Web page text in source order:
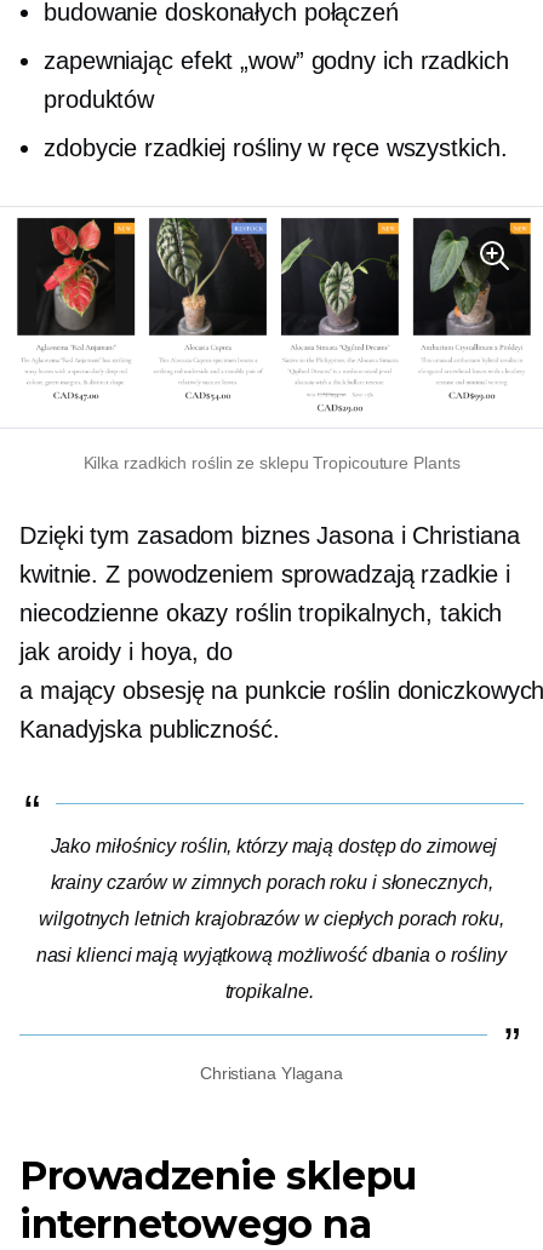
budowanie doskonałych połączeń
zapewniając efekt „wow” godny ich rzadkich
produktów
zdobycie rzadkiej rośliny w ręce wszystkich.
Kilka rzadkich roślin ze sklepu Tropicouture Plants
Dzięki tym zasadom biznes Jasona i Christiana
kwitnie. Z powodzeniem sprowadzają rzadkie i
niecodzienne okazy roślin tropikalnych, takich
jak aroidy i hoya, do
a mający obsesję na punkcie roślin
Kanadyjska publiczność.
Jako miłośnicy roślin, którzy mają dostęp do zimowej
krainy czarów w zimnych porach roku i słonecznych,
wilgotnych letnich krajobrazów w ciepłych porach roku,
nasi klienci mają wyjątkową możliwość dbania o rośliny
tropikalne.
Christiana Ylagana
Prowadzenie sklepu
internetowego na